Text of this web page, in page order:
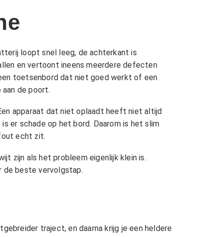
loopt snel leeg, de achterkant is
en vertoont ineens meerdere defecten
toetsenbord dat niet goed werkt of een
de poort.
apparaat dat niet oplaadt heeft niet altijd
er schade op het bord. Daarom is het slim
echt zit.
zijn als het probleem eigenlijk klein is.
de beste vervolgstap.
traject, en daarna krijg je een heldere